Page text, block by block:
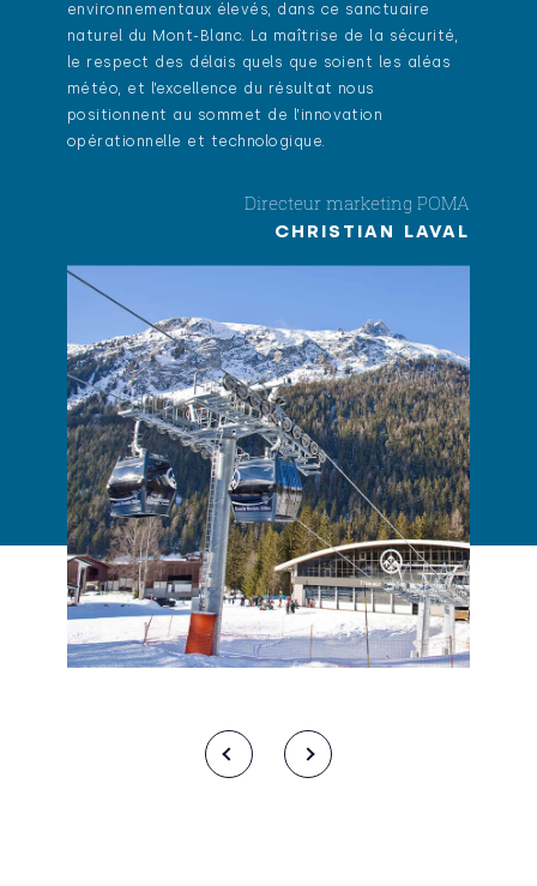
environnementaux élevés, dans ce sanctuaire
naturel du Mont-Blanc. La maîtrise de la sécurité,
le respect des délais quels que soient les aléas
météo, et l’excellence du résultat nous
positionnent au sommet de l’innovation
opérationnelle et technologique.
Directeur marketing POMA
CHRISTIAN LAVAL